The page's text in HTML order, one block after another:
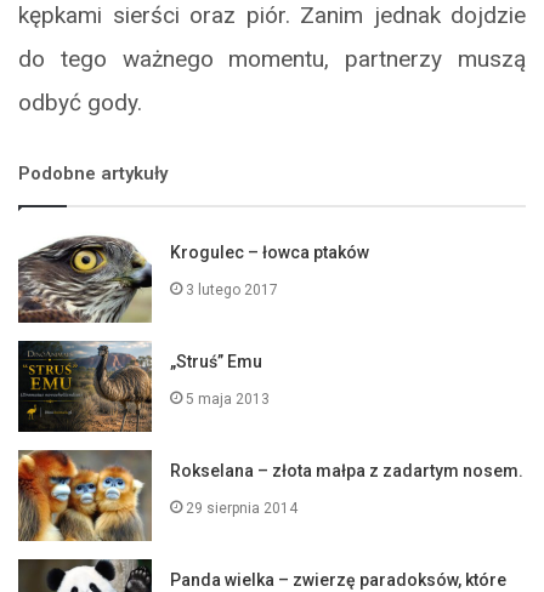
kępkami sierści oraz piór. Zanim jednak dojdzie
do tego ważnego momentu, partnerzy muszą
odbyć gody.
Podobne artykuły
Krogulec – łowca ptaków
3 lutego 2017
„Struś” Emu
5 maja 2013
Rokselana – złota małpa z zadartym nosem.
29 sierpnia 2014
Panda wielka – zwierzę paradoksów, które